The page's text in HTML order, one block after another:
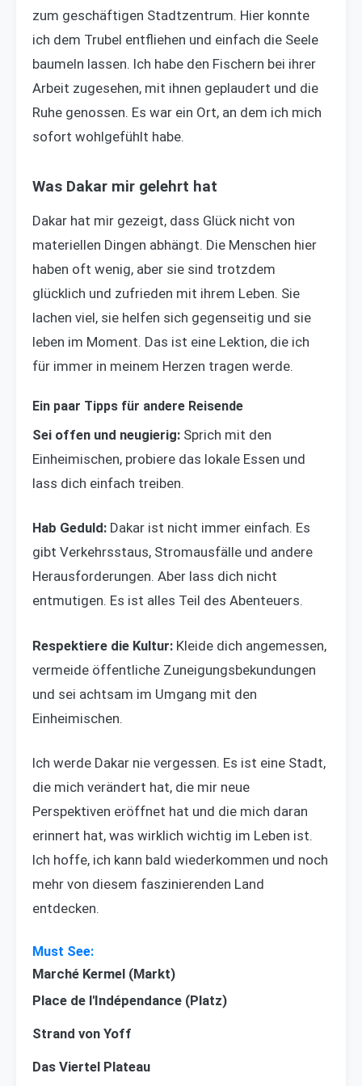
zum geschäftigen Stadtzentrum. Hier konnte
ich dem Trubel entfliehen und einfach die Seele
baumeln lassen. Ich habe den Fischern bei ihrer
Arbeit zugesehen, mit ihnen geplaudert und die
Ruhe genossen. Es war ein Ort, an dem ich mich
sofort wohlgefühlt habe.
Was Dakar mir gelehrt hat
Dakar hat mir gezeigt, dass Glück nicht von
materiellen Dingen abhängt. Die Menschen hier
haben oft wenig, aber sie sind trotzdem
glücklich und zufrieden mit ihrem Leben. Sie
lachen viel, sie helfen sich gegenseitig und sie
leben im Moment. Das ist eine Lektion, die ich
für immer in meinem Herzen tragen werde.
Ein paar Tipps für andere Reisende
Sei offen und neugierig: Sprich mit den
Einheimischen, probiere das lokale Essen und
lass dich einfach treiben.
Hab Geduld: Dakar ist nicht immer einfach. Es
gibt Verkehrsstaus, Stromausfälle und andere
Herausforderungen. Aber lass dich nicht
entmutigen. Es ist alles Teil des Abenteuers.
Respektiere die Kultur: Kleide dich angemessen,
vermeide öffentliche Zuneigungsbekundungen
und sei achtsam im Umgang mit den
Einheimischen.
Ich werde Dakar nie vergessen. Es ist eine Stadt,
die mich verändert hat, die mir neue
Perspektiven eröffnet hat und die mich daran
erinnert hat, was wirklich wichtig im Leben ist.
Ich hoffe, ich kann bald wiederkommen und noch
mehr von diesem faszinierenden Land
entdecken.
Marché Kermel (Markt)
Place de l'Indépendance (Platz)
Strand von Yoff
Das Viertel Plateau